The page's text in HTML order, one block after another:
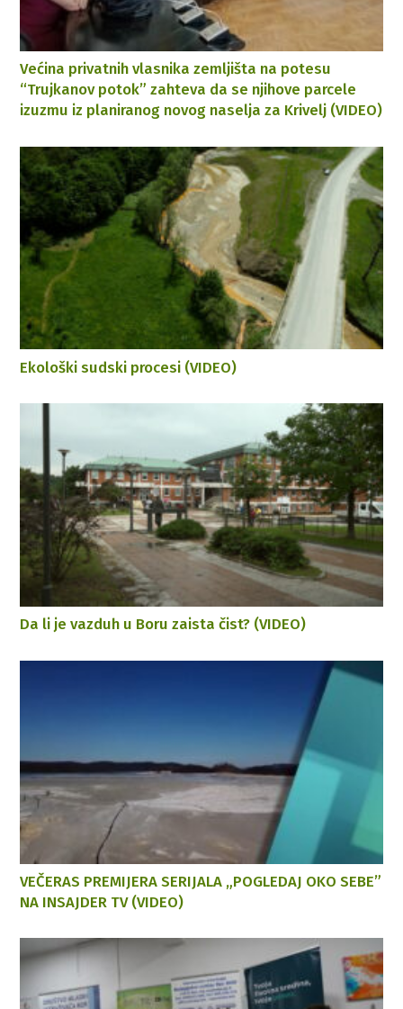
Većina privatnih vlasnika zemljišta na potesu
“Trujkanov potok” zahteva da se njihove parcele
izuzmu iz planiranog novog naselja za Krivelj (VIDEO)
Ekološki sudski procesi (VIDEO)
Da li je vazduh u Boru zaista čist? (VIDEO)
VEČERAS PREMIJERA SERIJALA „POGLEDAJ OKO SEBE”
NA INSAJDER TV (VIDEO)